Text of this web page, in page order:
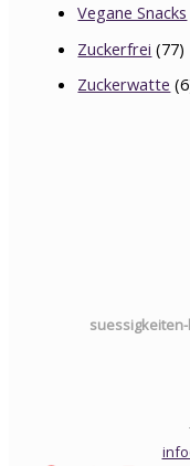
Vegane Snacks
Zuckerfrei (77)
Zuckerwatte